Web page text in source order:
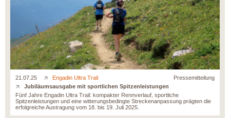
21.07.25 Engadin Ultra Trail
Pressemitteilung
Jubiläumsausgabe mit sportlichen Spitzenleistungen
Fünf Jahre Engadin Ultra Trail: kompakter Rennverlauf, sportliche
Spitzenleistungen und eine witterungsbedingte Streckenanpassung prägten die
erfolgreiche Austragung vom 18. bis 19. Juli 2025.